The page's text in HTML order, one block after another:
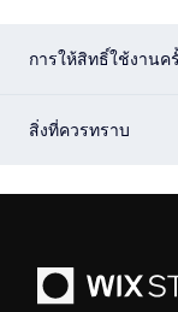
การให้สิทธิ์ใช้งานค
สิ่งที่ควรทราบ